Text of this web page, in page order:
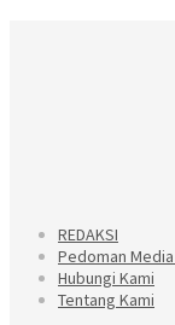
REDAKSI
Pedoman
Hubungi Kami
Tentang Kami